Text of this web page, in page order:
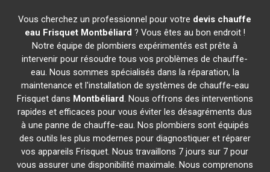
Vous cherchez un professionnel pour votre devis chauffe
eau Frisquet Montbéliard ? Vous êtes au bon endroit !
Notre équipe de plombiers expérimentés est prête à
intervenir pour résoudre tous vos problèmes de chauffe-
eau. Nous sommes spécialisés dans la réparation, la
maintenance et l'installation de systèmes de chauffe-eau
Frisquet dans Montbéliard. Nous offrons des interventions
rapides et efficaces pour vous éviter les désagréments dus
à une panne de chauffe-eau. Nos plombiers sont équipés
des outils les plus modernes pour diagnostiquer et réparer
vos appareils Frisquet. Nous travaillons 7 jours sur 7 pour
vous assurer une disponibilité maximale. Nous comprenons